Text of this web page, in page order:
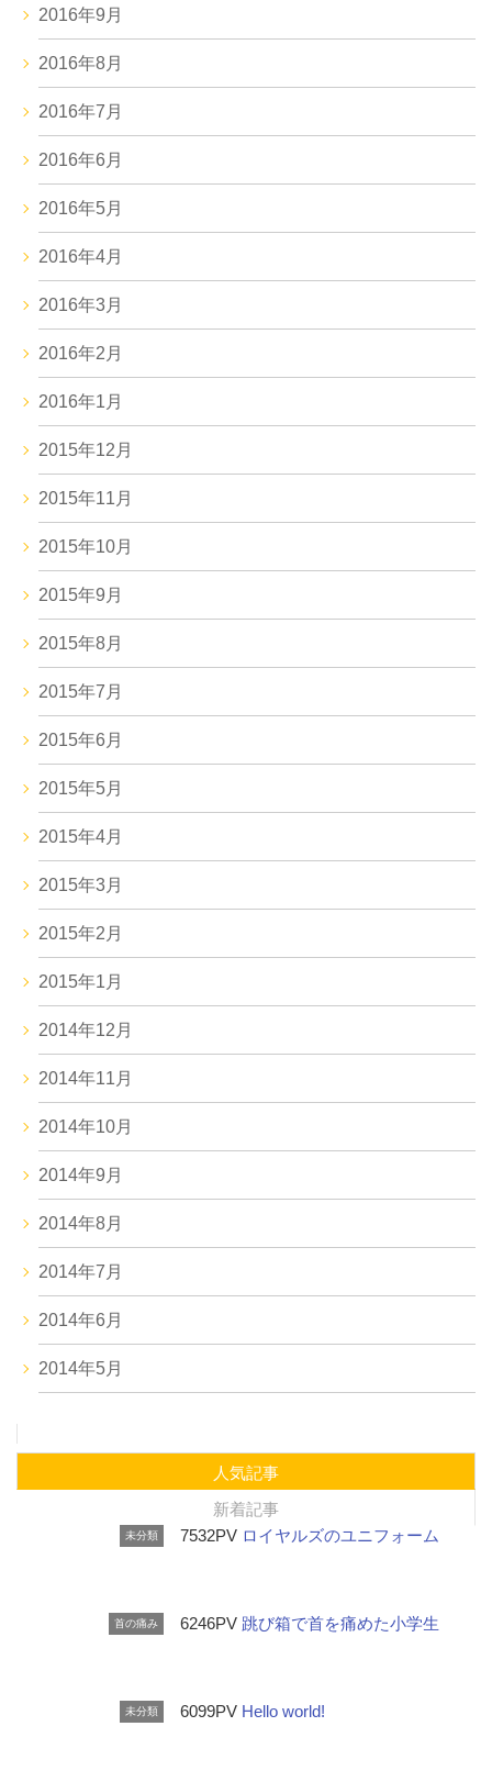
2016年9月
2016年8月
2016年7月
2016年6月
2016年5月
2016年4月
2016年3月
2016年2月
2016年1月
2015年12月
2015年11月
2015年10月
2015年9月
2015年8月
2015年7月
2015年6月
2015年5月
2015年4月
2015年3月
2015年2月
2015年1月
2014年12月
2014年11月
2014年10月
2014年9月
2014年8月
2014年7月
2014年6月
2014年5月
人気記事
新着記事
未分類 7532PV ロイヤルズのユニフォーム
首の痛み 6246PV 跳び箱で首を痛めた小学生
未分類 6099PV Hello world!